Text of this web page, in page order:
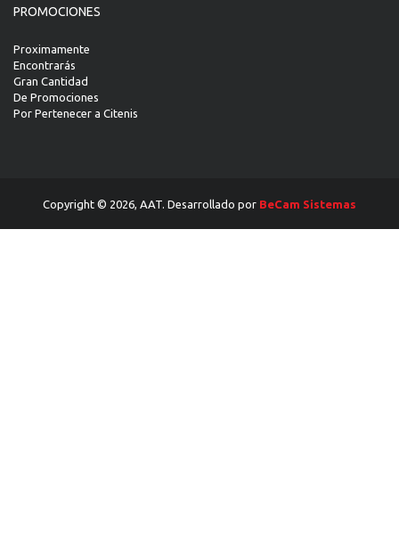
PROMOCIONES
Proximamente
Encontrarás
Gran Cantidad
De Promociones
Por Pertenecer a Citenis
Copyright © 2026, AAT. Desarrollado por BeCam Sistemas